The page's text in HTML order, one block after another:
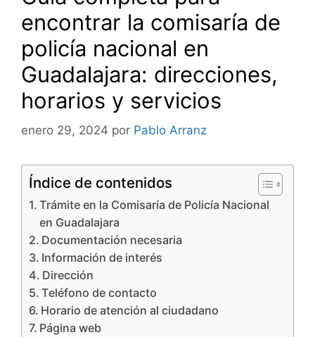
encontrar la comisaría de
policía nacional en
Guadalajara: direcciones,
horarios y servicios
enero 29, 2024 por Pablo Arranz
Índice de contenidos
Trámite en la Comisaría de Policía Nacional
en Guadalajara
Documentación necesaria
Información de interés
Dirección
Teléfono de contacto
Horario de atención al ciudadano
Página web